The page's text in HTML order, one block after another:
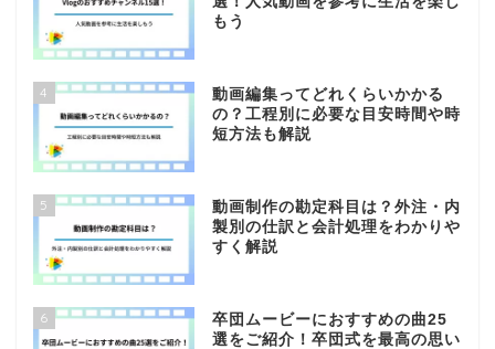
もう
4
動画編集ってどれくらいかかる
の？工程別に必要な目安時間や時
短方法も解説
5
動画制作の勘定科目は？外注・内
製別の仕訳と会計処理をわかりや
すく解説
6
卒団ムービーにおすすめの曲25
選をご紹介！卒団式を最高の思い